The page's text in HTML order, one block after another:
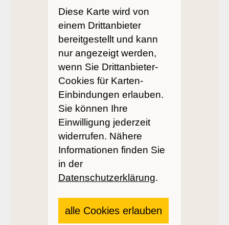
Diese Karte wird von
einem Drittanbieter
bereitgestellt und kann
nur angezeigt werden,
wenn Sie Drittanbieter-
Cookies für Karten-
Einbindungen erlauben.
Sie können Ihre
Einwilligung jederzeit
widerrufen. Nähere
Informationen finden Sie
in der
Datenschutzerklärung.
alle Cookies erlauben